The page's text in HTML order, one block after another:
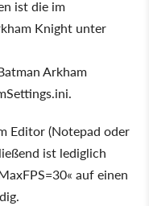
ist die im
Knight unter
Arkham
Editor (Notepad oder
ist lediglich
auf einen